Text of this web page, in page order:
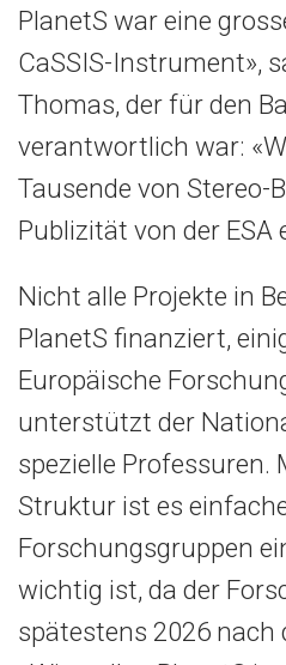
PlanetS war eine
CaSSIS-Instrument»,
Thomas, der für den
verantwortlich war:
Tausende von Stereo-
Publizität von der ESA
Nicht alle Projekte in
PlanetS finanziert,
Europäische
unterstützt der
spezielle Professuren.
Struktur ist es
Forschungsgruppen
wichtig ist, da der
spätestens 2026 nach